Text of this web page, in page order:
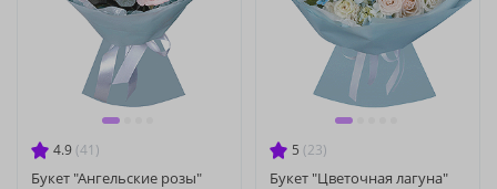
4.9 (41)
Букет "Ангельские розы"
5 (23)
Букет "Цветочная лагуна"